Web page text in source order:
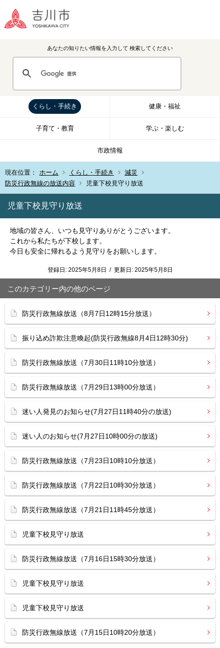
あなたの知りたい情報を入力して 検索してください
くらし・手続き 健康・福祉
子育て・教育 学ぶ・楽しむ
市政情報
現在位置： ホーム くらし・手続き
減災
防災行政無線の放送内容
児童下校見守り放送
児童下校見守り放送
地域の皆さん、いつも見守りありがとうございます。
これから私たちが下校します。
今日も安全に帰れるよう見守りをお願いします。
登録日: 2025年5月8日 / 更新日: 2025年5月8日
このカテゴリー内の他のページ
防災行政無線放送（8月7日12時15分放送）
振り込め詐欺注意喚起(防災行政無線8月4日12時30分)
防災行政無線放送（7月30日11時10分放送）
防災行政無線放送（7月29日13時00分放送）
迷い人発見のお知らせ(7月27日11時40分の放送)
迷い人のお知らせ(7月27日10時00分の放送)
防災行政無線放送（7月23日10時10分放送）
防災行政無線放送（7月22日10時30分放送）
防災行政無線放送（7月21日11時45分放送）
児童下校見守り放送
防災行政無線放送（7月16日15時30分放送）
児童下校見守り放送
児童下校見守り放送
防災行政無線放送（7月15日10時20分放送）